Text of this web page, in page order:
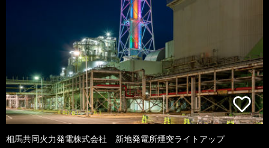
相馬共同火力発電株式会社 新地発電所煙突ライトアップ